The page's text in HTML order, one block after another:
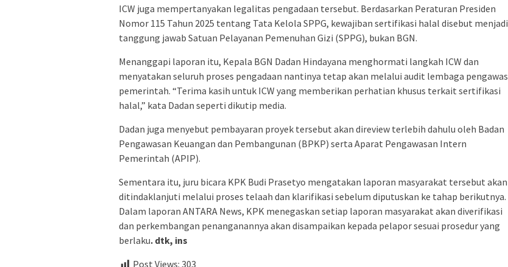
ICW juga mempertanyakan legalitas pengadaan tersebut. Berdasarkan Peraturan Presiden
Nomor 115 Tahun 2025 tentang Tata Kelola SPPG, kewajiban sertifikasi halal disebut menjadi
tanggung jawab Satuan Pelayanan Pemenuhan Gizi (SPPG), bukan BGN.
Menanggapi laporan itu, Kepala BGN Dadan Hindayana menghormati langkah ICW dan
menyatakan seluruh proses pengadaan nantinya tetap akan melalui audit lembaga pengawas
pemerintah. “Terima kasih untuk ICW yang memberikan perhatian khusus terkait sertifikasi
halal,” kata Dadan seperti dikutip media.
Dadan juga menyebut pembayaran proyek tersebut akan direview terlebih dahulu oleh Badan
Pengawasan Keuangan dan Pembangunan (BPKP) serta Aparat Pengawasan Intern
Pemerintah (APIP).
Sementara itu, juru bicara KPK Budi Prasetyo mengatakan laporan masyarakat tersebut akan
ditindaklanjuti melalui proses telaah dan klarifikasi sebelum diputuskan ke tahap berikutnya.
Dalam laporan ANTARA News, KPK menegaskan setiap laporan masyarakat akan diverifikasi
dan perkembangan penanganannya akan disampaikan kepada pelapor sesuai prosedur yang
berlaku. dtk, ins
Post Views: 303